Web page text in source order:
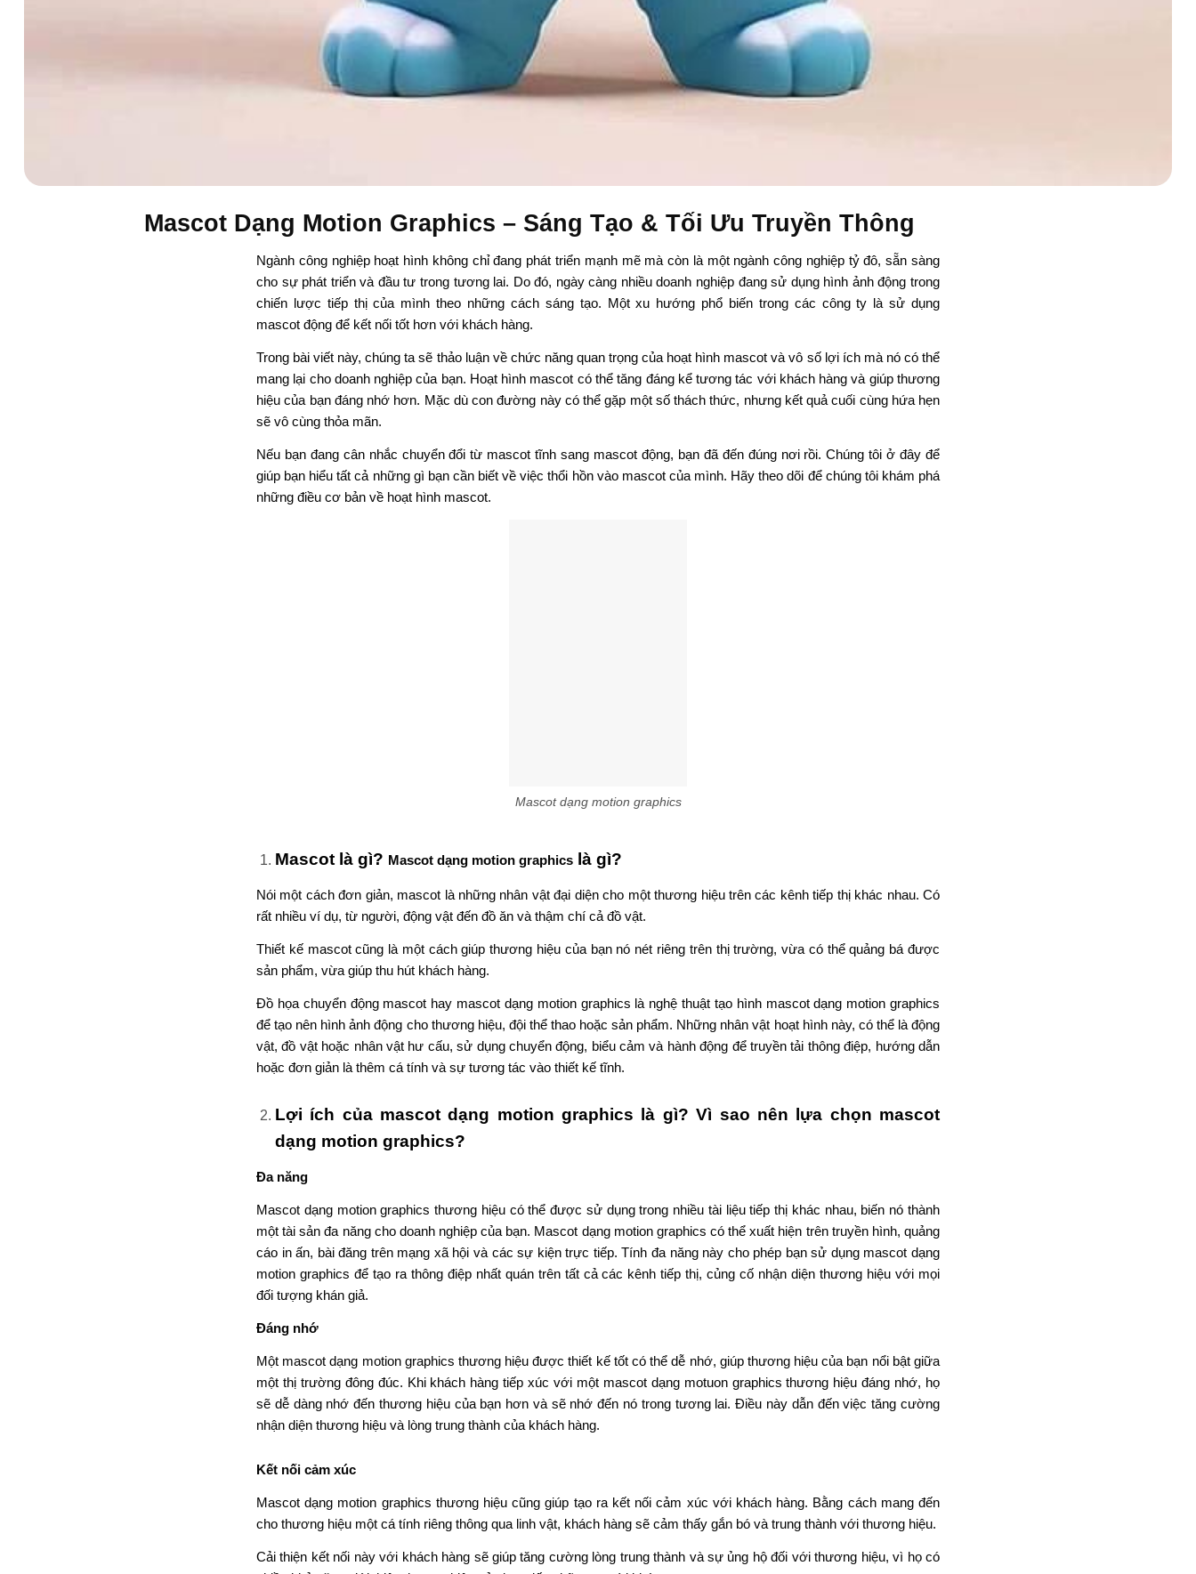
Mascot Dạng Motion Graphics – Sáng Tạo & Tối Ưu Truyền Thông
Ngành công nghiệp hoạt hình không chỉ đang phát triển mạnh mẽ mà còn là một ngành công nghiệp tỷ đô, sẵn sàng
cho sự phát triển và đầu tư trong tương lai. Do đó, ngày càng nhiều doanh nghiệp đang sử dụng hình ảnh động trong
chiến lược tiếp thị của mình theo những cách sáng tạo. Một xu hướng phổ biến trong các công ty là sử dụng
mascot động để kết nối tốt hơn với khách hàng.
Trong bài viết này, chúng ta sẽ thảo luận về chức năng quan trọng của hoạt hình mascot và vô số lợi ích mà nó có thể
mang lại cho doanh nghiệp của bạn. Hoạt hình mascot có thể tăng đáng kể tương tác với khách hàng và giúp thương
hiệu của bạn đáng nhớ hơn. Mặc dù con đường này có thể gặp một số thách thức, nhưng kết quả cuối cùng hứa hẹn
sẽ vô cùng thỏa mãn.
Nếu bạn đang cân nhắc chuyển đổi từ mascot tĩnh sang mascot động, bạn đã đến đúng nơi rồi. Chúng tôi ở đây để
giúp bạn hiểu tất cả những gì bạn cần biết về việc thổi hồn vào mascot của mình. Hãy theo dõi để chúng tôi khám phá
những điều cơ bản về hoạt hình mascot.
để tạo nên hình ảnh động cho thương hiệu, đội thể thao hoặc sản phẩm. Những nhân vật hoạt hình này, có thể là động
Lợi ích của mascot dạng motion graphics là gì? Vì sao nên lựa chọn mascot
dạng motion graphics?
Đa năng
một tài sản đa năng cho doanh nghiệp của bạn. Mascot dạng motion graphics có thể xuất hiện trên truyền hình, quảng
cáo in ấn, bài đăng trên mạng xã hội và các sự kiện trực tiếp. Tính đa năng này cho phép bạn sử dụng mascot dạng
motion graphics để tạo ra thông điệp nhất quán trên tất cả các kênh tiếp thị, củng cố nhận diện thương hiệu với mọi
đối tượng khán giả.
Đáng nhớ
Một mascot dạng motion graphics thương hiệu được thiết kế tốt có thể dễ nhớ, giúp thương hiệu của bạn nổi bật giữa
sẽ dễ dàng nhớ đến thương hiệu của bạn hơn và sẽ nhớ đến nó trong tương lai. Điều này dẫn đến việc tăng cường
nhận diện thương hiệu và lòng trung thành của khách hàng.
Kết nối cảm xúc
Mascot dạng motion graphics thương hiệu cũng giúp tạo ra kết nối cảm xúc với khách hàng. Bằng cách mang đến
cho thương hiệu một cá tính riêng thông qua linh vật, khách hàng sẽ cảm thấy gắn bó và trung thành với thương hiệu.
Cải thiện kết nối này với khách hàng sẽ giúp tăng cường lòng trung thành và sự ủng hộ đối với thương hiệu, vì họ có
nhiều khả năng giới thiệu thương hiệu của bạn đến những người khác.
Tăng độ nhận diện thương hiệu
Một thương hiệu riêng sẽ có những thiết kế riêng cho mình, mô hình mascot dạng motion graphics cũng như thế, nó
nhận diện, sẽ có rất nhiều khách hàng nhận ra bạn thông qua những logo họ thấy ở trên đường.
Các bước thiết kế mascot? Mascot dạng motion graphics?